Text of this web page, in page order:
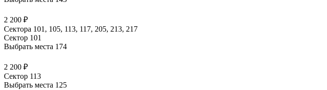
2 200 ₽
Сектора 101, 105, 113, 117, 205, 213, 217
Сектор 101
Выбрать места 174
2 200 ₽
Сектор 113
Выбрать места 125